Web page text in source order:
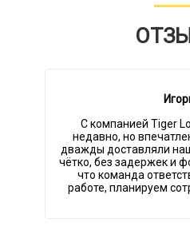
С компанией Tiger
недавно, но
дважды доставляли
чётко, без задержек и
что команда
работе, планируем